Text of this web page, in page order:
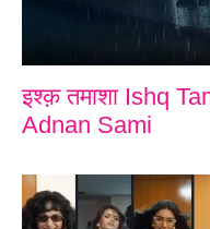
इश्क़ तमाशा Ishq
Adnan Sami